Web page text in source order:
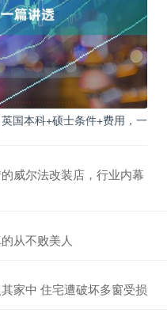
国本科+硕士条件+费用，一
威尔法改装店，行业内幕
从不败美人
家中 住宅遭破坏多窗受损